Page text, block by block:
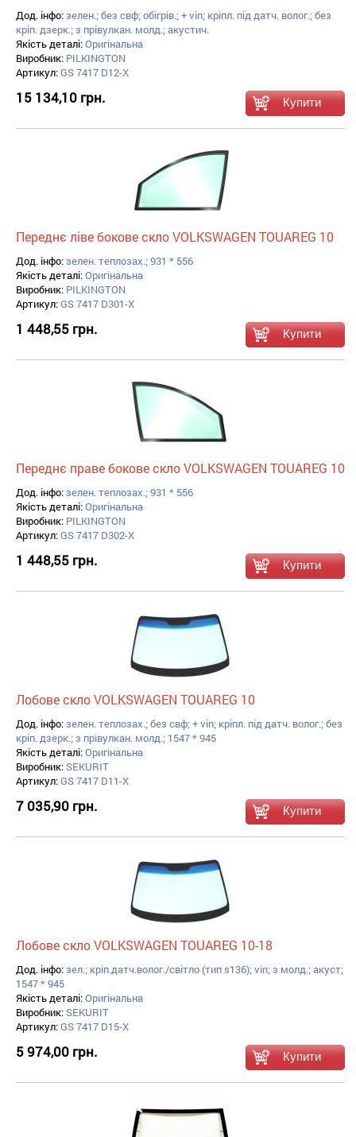
Дод. інфо:зелен.; без свф; обігрів.; + vin; кріпл. під датч. волог.; без
кріп. дзерк.; з прівулкан. молд.; акустич.
Якість деталі:Оригінальна
Виробник: PILKINGTON
Артикул:GS 7417 D12-X
15 134,10 грн.
Переднє ліве бокове скло VOLKSWAGEN TOUAREG 10
Дод. інфо:зелен. теплозах.; 931 * 556
Якість деталі:Оригінальна
Виробник: PILKINGTON
Артикул:GS 7417 D301-X
1 448,55 грн.
Переднє праве бокове скло VOLKSWAGEN TOUAREG 10
Дод. інфо:зелен. теплозах.; 931 * 556
Якість деталі:Оригінальна
Виробник: PILKINGTON
Артикул:GS 7417 D302-X
1 448,55 грн.
Лобове скло VOLKSWAGEN TOUAREG 10
Дод. інфо:зелен. теплозах.; без свф; + vin; кріпл. під датч. волог.; без
кріп. дзерк.; з прівулкан. молд.; 1547 * 945
Якість деталі:Оригінальна
Виробник:SEKURIT
Артикул:GS 7417 D11-X
7 035,90 грн.
Лобове скло VOLKSWAGEN TOUAREG 10-18
Дод. інфо:зел.; кріп.датч.волог./світло (тип s136); vin; з молд.; акуст;
1547 * 945
Якість деталі:Оригінальна
Виробник:SEKURIT
Артикул:GS 7417 D15-X
5 974,00 грн.